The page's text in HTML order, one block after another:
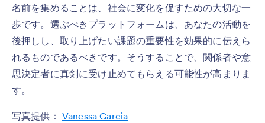
名前を集めることは、社会に変化を促すための大切な一
歩です。選ぶべきプラットフォームは、あなたの活動を
後押しし、取り上げたい課題の重要性を効果的に伝えら
れるものであるべきです。そうすることで、関係者や意
思決定者に真剣に受け止めてもらえる可能性が高まりま
す。
写真提供： Vanessa Garcia